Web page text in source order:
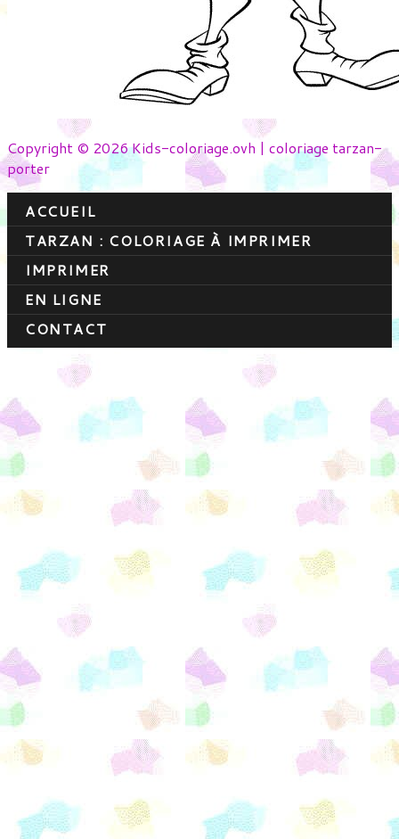
Copyright © 2026 Kids-coloriage.ovh | coloriage tarzan-
porter
ACCUEIL
TARZAN : COLORIAGE À IMPRIMER
IMPRIMER
EN LIGNE
CONTACT